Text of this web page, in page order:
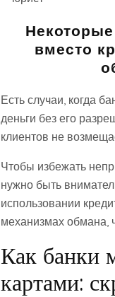
вместо
Есть случаи, когда
деньги без его
клиентов не
Чтобы избежать
нужно быть
использовании
механизмах обмана,
Как банки
картами: